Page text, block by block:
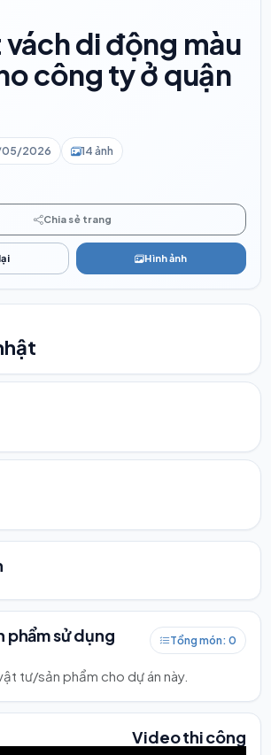
di động màu
công ty ở quận
05/2026 14 ảnh
Chia sẻ trang
Hình ảnh
phẩm sử dụng Tổng món: 0
tư/sản phẩm cho dự án này.
Video thi công